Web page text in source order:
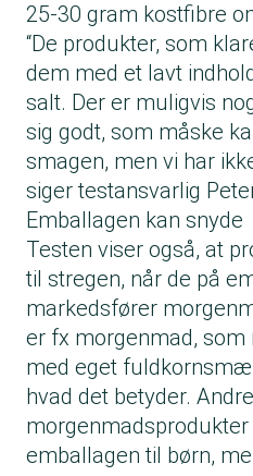
25-30 gram kostfibre
“De produkter, som
dem med et lavt
salt. Der er muligvis
sig godt, som måske
smagen, men vi har
siger testansvarlig
Emballagen kan snyde
Testen viser også, at
til stregen, når de på
markedsfører
er fx morgenmad, som
med eget
hvad det betyder. Andre
emballagen til børn,